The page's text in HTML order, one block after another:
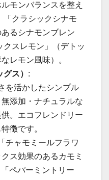
モンバランスを整え
「クラシックシナモ
るシナモンブレン
クスレモン」（デトッ
レモン風味）。
ス） :
を活かしたシンプル
添加・ナチュラルな
。エコフレンドリー
徴です。
チャモミールフラワ
ス効果のあるカモミ
ペパーミントリー